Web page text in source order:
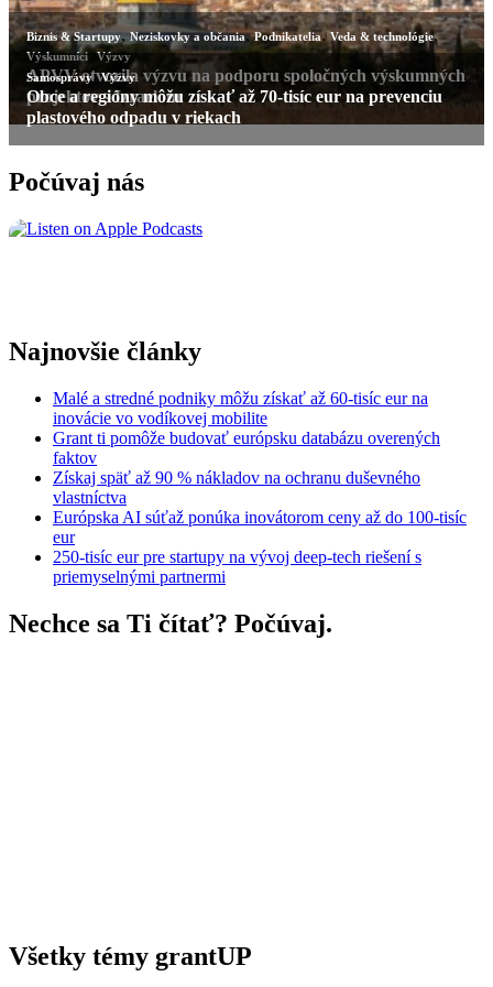
Biznis & Startupy,Neziskovky a občania,Podnikatelia,Veda & technológie,
Výskumníci,Výzvy
APVV otvorila výzvu na podporu spoločných výskumných
projektov s Izraelom
Samosprávy,Výzvy
Obce a regióny môžu získať až 70-tisíc eur na prevenciu
plastového odpadu v riekach
Počúvaj nás
Najnovšie články
Malé a stredné podniky môžu získať až 60-tisíc eur na
inovácie vo vodíkovej mobilite
Grant ti pomôže budovať európsku databázu overených
faktov
Získaj späť až 90 % nákladov na ochranu duševného
vlastníctva
Európska AI súťaž ponúka inovátorom ceny až do 100-tisíc
eur
250-tisíc eur pre startupy na vývoj deep-tech riešení s
priemyselnými partnermi
Nechce sa Ti čítať? Počúvaj.
Všetky témy grantUP